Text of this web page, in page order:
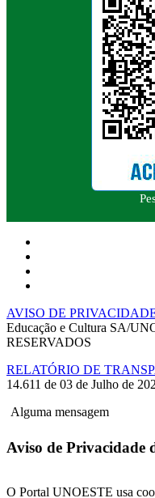
AVISO DE
Educação e Cultura SA/
RESERVADOS
RELATÓRIO DE
14.611 de 03 de Julho de
Alguma mensagem
Aviso de Privacidade
O Portal UNOESTE usa